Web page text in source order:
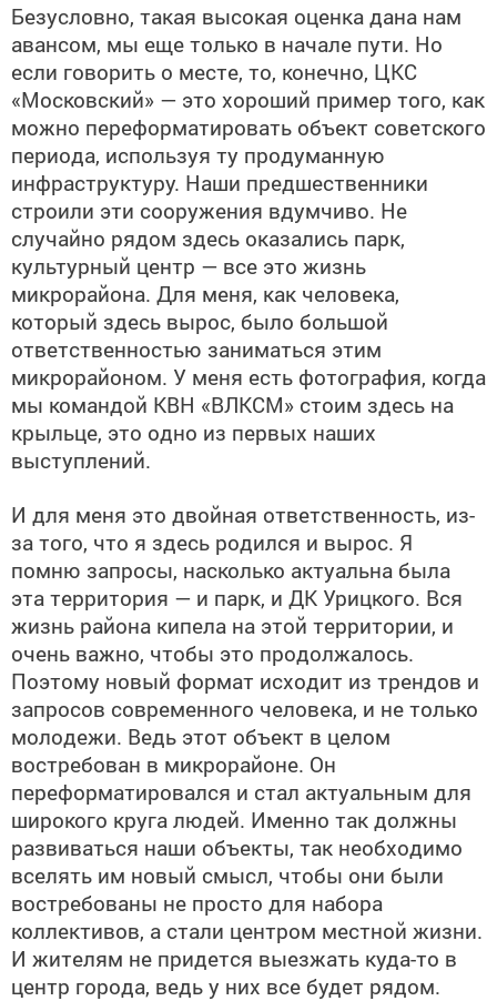
Безусловно, такая высокая оценка дана нам
авансом, мы еще только в начале пути. Но
если говорить о месте, то, конечно, ЦКС
«Московский» — это хороший пример того, как
можно переформатировать объект советского
периода, используя ту продуманную
инфраструктуру. Наши предшественники
строили эти сооружения вдумчиво. Не
случайно рядом здесь оказались парк,
культурный центр — все это жизнь
микрорайона. Для меня, как человека,
который здесь вырос, было большой
ответственностью заниматься этим
микрорайоном. У меня есть фотография, когда
мы командой КВН «ВЛКСМ» стоим здесь на
крыльце, это одно из первых наших
выступлений.
И для меня это двойная ответственность, из-
за того, что я здесь родился и вырос. Я
помню запросы, насколько актуальна была
эта территория — и парк, и ДК Урицкого. Вся
жизнь района кипела на этой территории, и
очень важно, чтобы это продолжалось.
Поэтому новый формат исходит из трендов и
запросов современного человека, и не только
молодежи. Ведь этот объект в целом
востребован в микрорайоне. Он
переформатировался и стал актуальным для
широкого круга людей. Именно так должны
развиваться наши объекты, так необходимо
вселять им новый смысл, чтобы они были
востребованы не просто для набора
коллективов, а стали центром местной жизни.
И жителям не придется выезжать куда-то в
центр города, ведь у них все будет рядом.